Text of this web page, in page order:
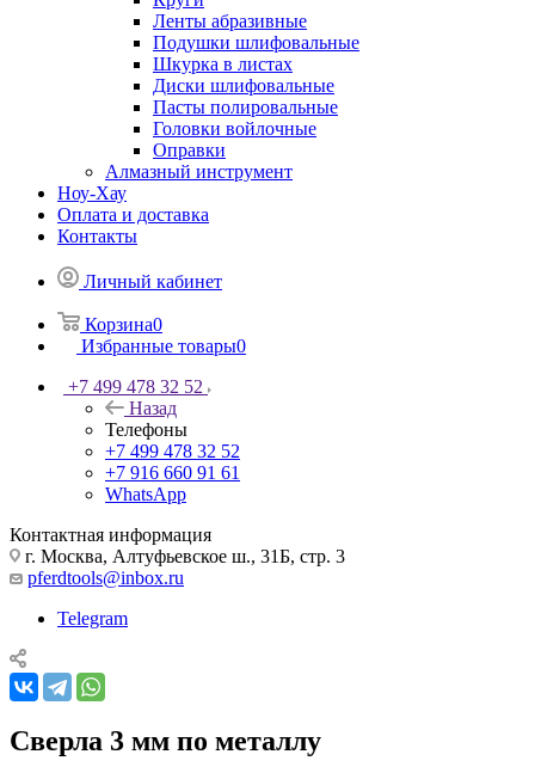
Ленты абразивные
Подушки шлифовальные
Шкурка в листах
Диски шлифовальные
Пасты полировальные
Головки войлочные
Оправки
Алмазный инструмент
Ноу-Хау
Оплата и доставка
Контакты
Личный кабинет
Корзина0
Избранные товары0
+7 499 478 32 52
Назад
Телефоны
+7 499 478 32 52
+7 916 660 91 61
WhatsApp
Контактная информация
г. Москва, Алтуфьевское ш., 31Б, стр. 3
pferdtools@inbox.ru
Telegram
Сверла 3 мм по металлу